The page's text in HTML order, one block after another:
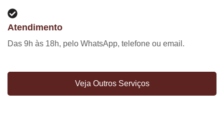
Atendimento
Das 9h às 18h, pelo WhatsApp, telefone ou email.
Veja Outros Serviços